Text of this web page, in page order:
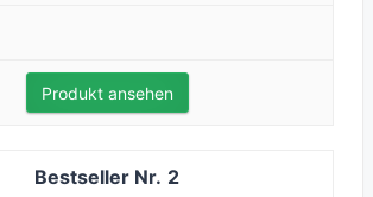
Produkt ansehen
2